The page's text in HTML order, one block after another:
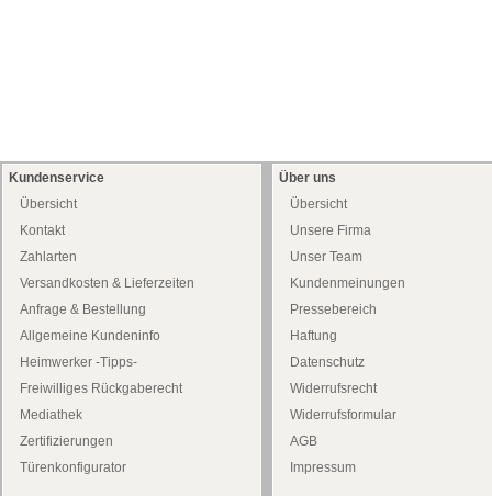
Kundenservice
Übersicht
Kontakt
Zahlarten
Versandkosten & Lieferzeiten
Anfrage & Bestellung
Allgemeine Kundeninfo
Heimwerker -Tipps-
Freiwilliges Rückgaberecht
Mediathek
Zertifizierungen
Türenkonfigurator
Über uns
Übersicht
Unsere Firma
Unser Team
Kundenmeinungen
Pressebereich
Haftung
Datenschutz
Widerrufsrecht
Widerrufsformular
AGB
Impressum